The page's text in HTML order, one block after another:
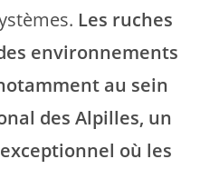
Les ruches
environnements
au sein
des Alpilles, un
où les